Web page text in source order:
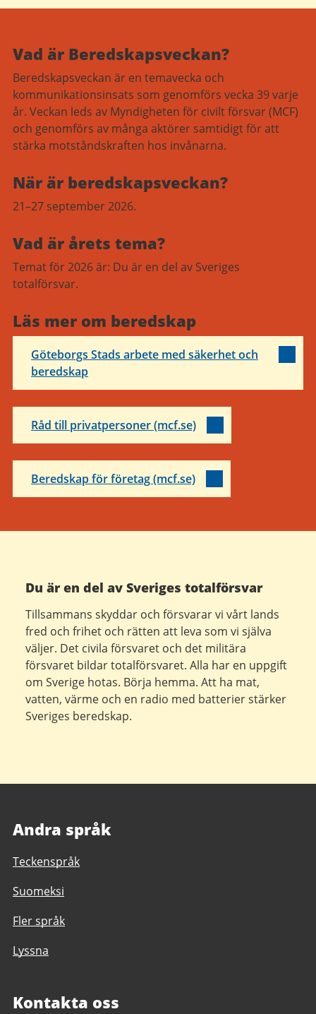
Vad är Beredskapsveckan?
Beredskapsveckan är en temavecka och
kommunikationsinsats som genomförs vecka 39 varje
år. Veckan leds av Myndigheten för civilt försvar (MCF)
och genomförs av många aktörer samtidigt för att
stärka motståndskraften hos invånarna.
När är beredskapsveckan?
21–27 september 2026.
Vad är årets tema?
Temat för 2026 är: Du är en del av Sveriges
totalförsvar.
Läs mer om beredskap
Göteborgs Stads arbete med säkerhet och
beredskap
Råd till privatpersoner (mcf.se)
Beredskap för företag (mcf.se)
Du är en del av Sveriges totalförsvar
Tillsammans skyddar och försvarar vi vårt lands
fred och frihet och rätten att leva som vi själva
väljer. Det civila försvaret och det militära
försvaret bildar totalförsvaret. Alla har en uppgift
om Sverige hotas. Börja hemma. Att ha mat,
vatten, värme och en radio med batterier stärker
Sveriges beredskap.
Andra språk
Teckenspråk
Suomeksi
Fler språk
Lyssna
Kontakta oss